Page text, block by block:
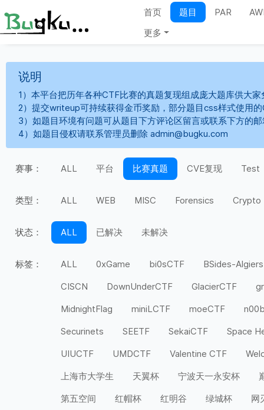
首页 题目 PAR
更多
说明
1）本平台把历年各种CTF比赛的真题复现组成庞大题库供大
2）提交writeup可持续获得金币奖励，部分题目css样式使用
3）如题目环境有问题可从题目下方评论区留言或联系下方的
4）如题目侵权请联系管理员删除 admin@bugku.com
赛事： ALL 平台 比赛真题 CVE复现 Test
类型： ALL WEB MISC Forensics Crypto
状态： ALL 已解决 未解决
标签： ALL 0xGame bi0sCTF
BSides-Algiers
CISCN
DownUnderCTF GlacierCTF
MidnightFlag
miniLCTF moeCTF
Securinets
SEETF SekaiCTF
Space
UIUCTF
UMDCTF Valentine CTF
上海市大学生
天翼杯 宁波天一永安杯
第五空间
红帽杯 红明谷 绿城杯
网